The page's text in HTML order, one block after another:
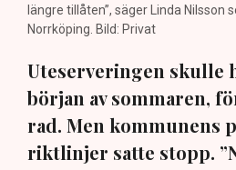
längre tillåten”, säger Linda Nilsson
Norrköping. Bild: Privat
Uteserveringen skulle
början av sommaren,
rad. Men kommunens
riktlinjer satte stopp.